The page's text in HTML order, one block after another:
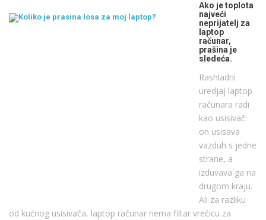
Ako je toplota
najveći
neprijatelj za
laptop
računar,
prašina je
sledeća.
Rashladni
uredjaj laptop
računara radi
kao usisivač:
on usisava
vazduh s jedne
strane, a
izduvava ga na
drugom kraju.
Ali za razliku
od kućnog usisivača, laptop računar nema filtar vrećicu za